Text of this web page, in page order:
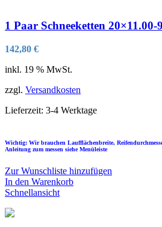
1 Paar Schneeketten
142,80 €
inkl. 19 % MwSt.
zzgl. Versandkosten
Lieferzeit: 3-4 Werktage
Wichtig: Wir brauchen Laufflächenbreite,
Anleitung zum messen siehe Menüleiste
Zur Wunschliste hinzufügen
In den Warenkorb
Schnellansicht